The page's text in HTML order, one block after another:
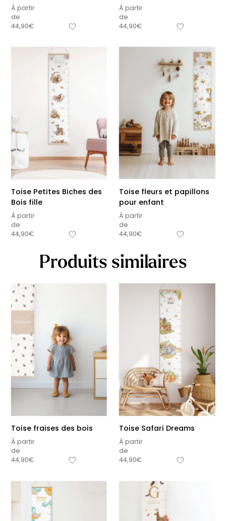
À partir
de
44,90€
À partir
de
44,90€
Toise Petites Biches des
Bois fille
À partir
de
44,90€
Toise fleurs et papillons
pour enfant
À partir
de
44,90€
Produits similaires
Toise fraises des bois
À partir
de
44,90€
Toise Safari Dreams
À partir
de
44,90€